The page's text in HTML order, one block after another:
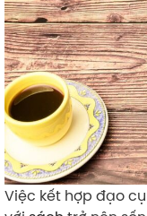
Việc kết hợp đạo